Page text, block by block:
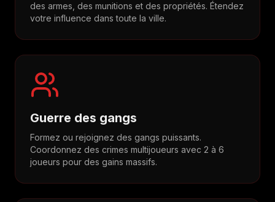
des armes, des munitions et des propriétés. Étendez
votre influence dans toute la ville.
Guerre des gangs
Formez ou rejoignez des gangs puissants.
Coordonnez des crimes multijoueurs avec 2 à 6
joueurs pour des gains massifs.